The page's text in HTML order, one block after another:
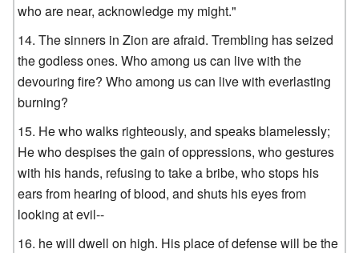
who are near, acknowledge my might."
The sinners in Zion are afraid. Trembling has seized
the godless ones. Who among us can live with the
devouring fire? Who among us can live with everlasting
burning?
He who walks righteously, and speaks blamelessly;
He who despises the gain of oppressions, who gestures
with his hands, refusing to take a bribe, who stops his
ears from hearing of blood, and shuts his eyes from
looking at evil--
he will dwell on high. His place of defense will be the